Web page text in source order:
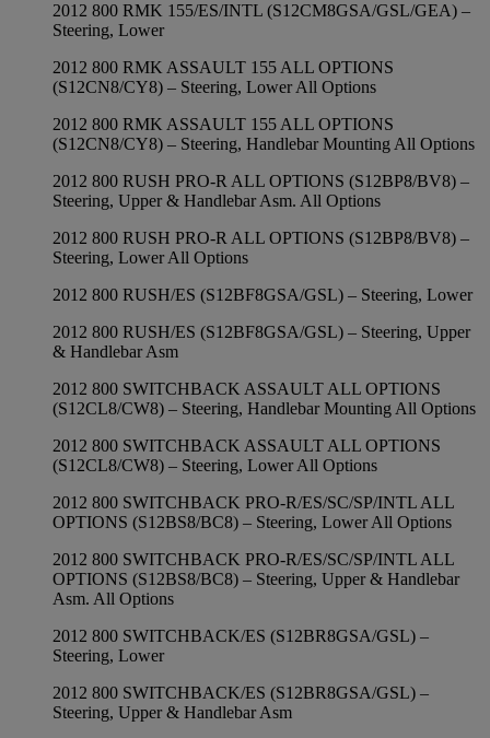
2012 800 RMK 155/ES/INTL (S12CM8GSA/GSL/GEA) –
Steering, Lower
2012 800 RMK ASSAULT 155 ALL OPTIONS
(S12CN8/CY8) – Steering, Lower All Options
2012 800 RMK ASSAULT 155 ALL OPTIONS
(S12CN8/CY8) – Steering, Handlebar Mounting All Options
2012 800 RUSH PRO-R ALL OPTIONS (S12BP8/BV8) –
Steering, Upper & Handlebar Asm. All Options
2012 800 RUSH PRO-R ALL OPTIONS (S12BP8/BV8) –
Steering, Lower All Options
2012 800 RUSH/ES (S12BF8GSA/GSL) – Steering, Lower
2012 800 RUSH/ES (S12BF8GSA/GSL) – Steering, Upper
& Handlebar Asm
2012 800 SWITCHBACK ASSAULT ALL OPTIONS
(S12CL8/CW8) – Steering, Handlebar Mounting All Options
2012 800 SWITCHBACK ASSAULT ALL OPTIONS
(S12CL8/CW8) – Steering, Lower All Options
2012 800 SWITCHBACK PRO-R/ES/SC/SP/INTL ALL
OPTIONS (S12BS8/BC8) – Steering, Lower All Options
2012 800 SWITCHBACK PRO-R/ES/SC/SP/INTL ALL
OPTIONS (S12BS8/BC8) – Steering, Upper & Handlebar
Asm. All Options
2012 800 SWITCHBACK/ES (S12BR8GSA/GSL) –
Steering, Lower
2012 800 SWITCHBACK/ES (S12BR8GSA/GSL) –
Steering, Upper & Handlebar Asm